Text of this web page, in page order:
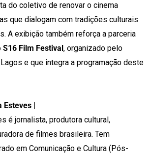
do coletivo de renovar o cinema
que dialogam com tradições culturais
A exibição também reforça a parceria
S16 Film Festival, organizado pelo
e que integra a programação deste
Esteves |
é jornalista, produtora cultural,
de filmes brasileira. Tem
em Comunicação e Cultura (Pós-